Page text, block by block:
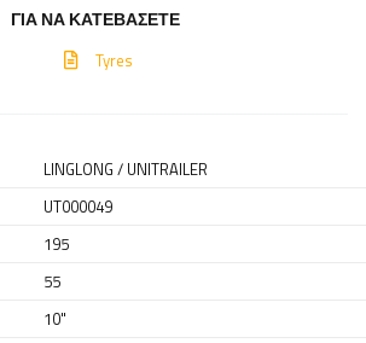
ΓΙΑ ΝΑ ΚΑΤΕΒΆΣΕΤΕ
Tyres
LINGLONG / UNITRAILER
UT000049
195
55
10"